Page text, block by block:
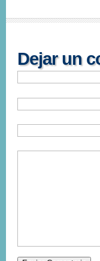
Dejar un